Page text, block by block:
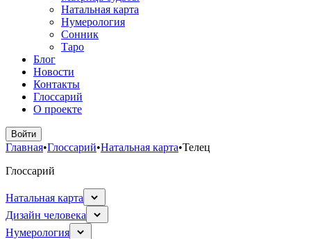
Натальная карта
Нумерология
Сонник
Таро
Блог
Новости
Контакты
Глоссарий
О проекте
Войти
Главная•Глоссарий•Натальная карта•Телец
Глоссарий
Натальная карта
Дизайн человека
Нумерология